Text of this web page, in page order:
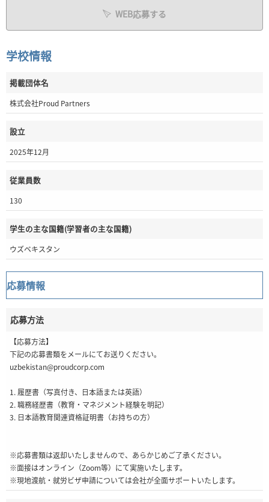
WEB応募する
学校情報
掲載団体名
株式会社Proud Partners
設立
2025年12月
従業員数
130
学生の主な国籍(学習者の主な国籍)
ウズベキスタン
応募情報
応募方法
【応募方法】
下記の応募書類をメールにてお送りください。
uzbekistan@proudcorp.com
1. 履歴書（写真付き、日本語または英語）
2. 職務経歴書（教育・マネジメント経験を明記）
3. 日本語教育関連資格証明書（お持ちの方）
※応募書類は返却いたしませんので、あらかじめご了承ください。
※面接はオンライン（Zoom等）にて実施いたします。
※現地渡航・就労ビザ申請については会社が全面サポートいたします。